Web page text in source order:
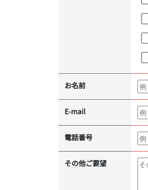
お名前
E-mail
電話番号
その他ご要望